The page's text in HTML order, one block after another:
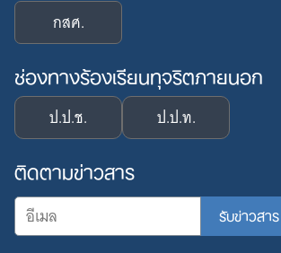
กสศ.
ช่องทางร้องเรียนทุจริตภายนอก
ป.ป.ช. ป.ป.ท.
ติดตามข่าวสาร